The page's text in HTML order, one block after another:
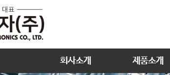
회사소개 제품소개